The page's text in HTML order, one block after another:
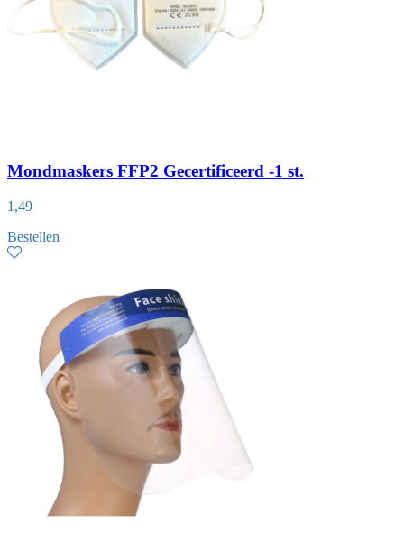
Mondmaskers FFP2 Gecertificeerd -1 st.
1,49
Bestellen